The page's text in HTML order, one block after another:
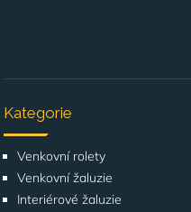
Kategorie
Venkovní rolety
Venkovní žaluzie
Interiérové žaluzie